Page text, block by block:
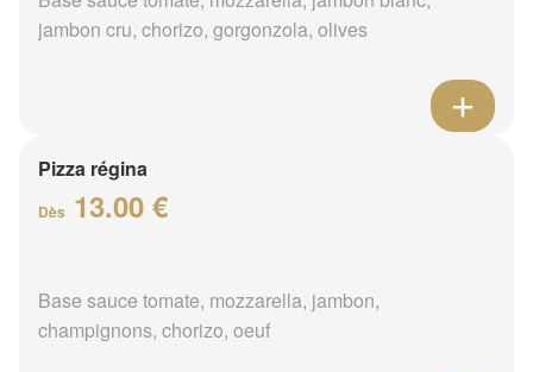
jambon cru, chorizo, gorgonzola, olives
Pizza régina
Dès 13.00 €
Base sauce tomate, mozzarella, jambon,
champignons, chorizo, oeuf